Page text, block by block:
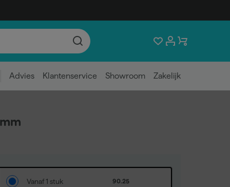
Advies Klantenservice Showroom Zakelijk
Vanaf 1 stuk 90.25